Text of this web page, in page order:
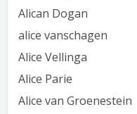
Alican Dogan
alice vanschagen
Alice Vellinga
Alice Parie
Alice van Groenestein